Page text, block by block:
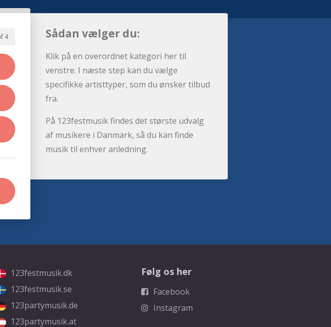
4 Sådan vælger du:
Klik på en overordnet kategori her til
venstre. I næste step kan du vælge
specifikke artisttyper, som du ønsker tilbud
fra.
På 123festmusik findes det største udvalg
af musikere i Danmark, så du kan finde
musik til enhver anledning.
123festmusik.dk
123festmusik.se
123partymusik.de
123partymusik.at
Følg os her
Facebook
Instagram